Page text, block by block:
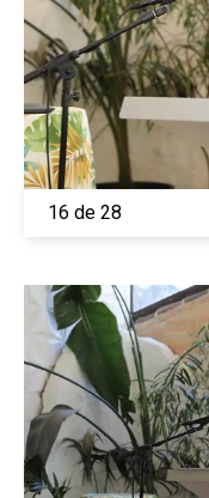
16 de 28